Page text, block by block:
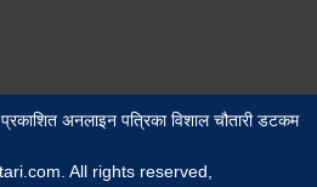
प्रकाशित अनलाइन पत्रिका विशाल चौतारी डटकम
All rights reserved,